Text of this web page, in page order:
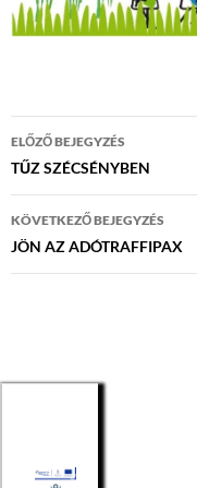
Bejegyzés
navigáció
ELŐZŐ BEJEGYZÉS
TŰZ SZÉCSÉNYBEN
KÖVETKEZŐ BEJEGYZÉS
JÖN AZ ADÓTRAFFIPAX